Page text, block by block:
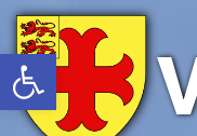
Ouvrir la barre d’outils
Aller
au
contenu